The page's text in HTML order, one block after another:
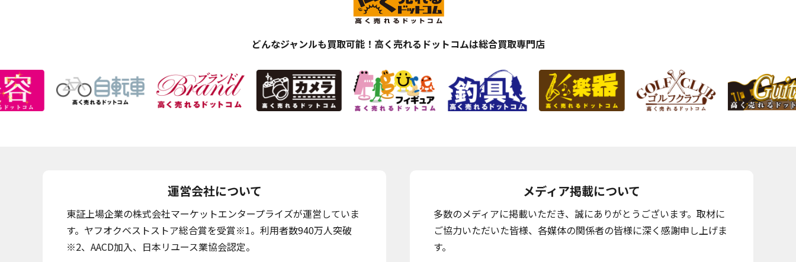
どんなジャンルも買取可能！ 高く売れるドットコムは総合買取専門店
運営会社について
東証上場企業の株式会社マーケットエンタープライズが運営していま
す。ヤフオクベストストア総合賞を受賞※1。利用者数940万人突破
※2、AACD加入、日本リユース業協会認定。
メディア掲載について
多数のメディアに掲載いただき、誠にありがとうございます。取材に
ご協力いただいた皆様、各媒体の関係者の皆様に深く感謝申し上げま
す。